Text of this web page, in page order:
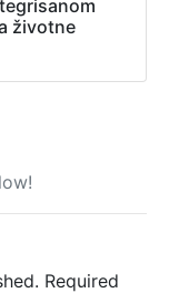
životne
Required